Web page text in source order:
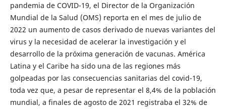
pandemia de COVID-19, el Director de la Organización
Mundial de la Salud (OMS) reporta en el mes de julio de
2022 un aumento de casos derivado de nuevas variantes del
virus y la necesidad de acelerar la investigación y el
desarrollo de la próxima generación de vacunas. América
Latina y el Caribe ha sido una de las regiones más
golpeadas por las consecuencias sanitarias del covid-19,
toda vez que, a pesar de representar el 8,4% de la población
mundial, a finales de agosto de 2021 registraba el 32% de